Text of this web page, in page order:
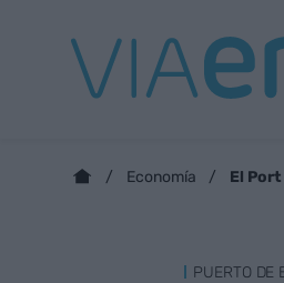
Economía El
PUERTO DE